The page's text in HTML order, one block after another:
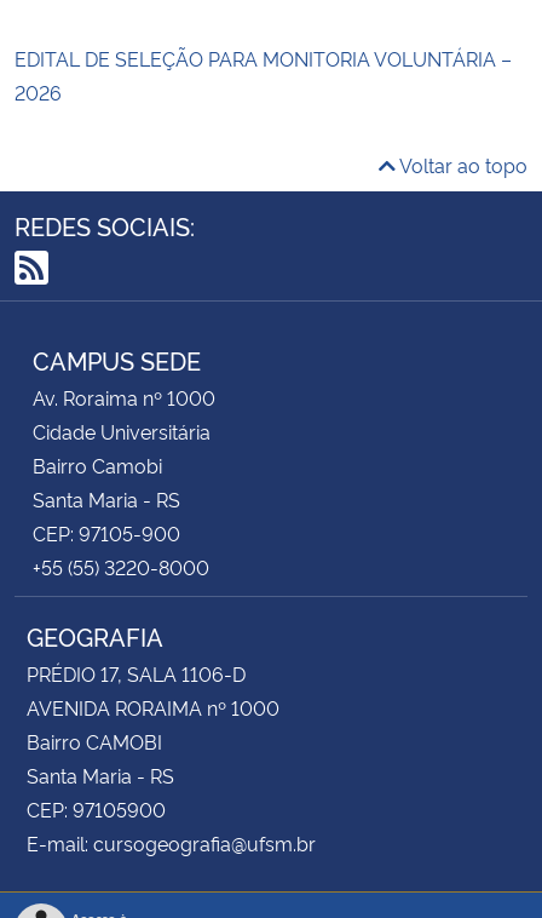
EDITAL DE SELEÇÃO PARA MONITORIA VOLUNTÁRIA –
2026
Voltar ao topo
REDES SOCIAIS:
RSS
CAMPUS SEDE
Av. Roraima nº 1000
Cidade Universitária
Bairro Camobi
Santa Maria - RS
CEP: 97105-900
+55 (55) 3220-8000
GEOGRAFIA
PRÉDIO 17, SALA 1106-D
AVENIDA RORAIMA nº 1000
Bairro CAMOBI
Santa Maria - RS
CEP: 97105900
E-mail: cursogeografia@ufsm.br